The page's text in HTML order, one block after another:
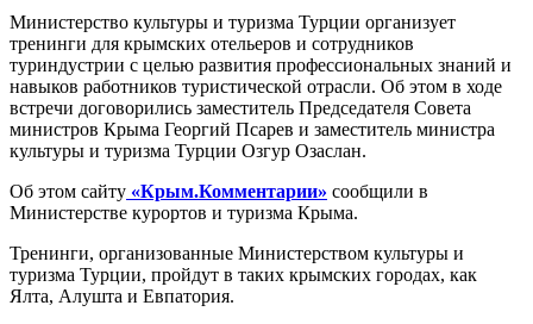
Министерство культуры и туризма Турции организует
тренинги для крымских отельеров и сотрудников
туриндустрии с целью развития профессиональных знаний и
навыков работников туристической отрасли. Об этом в ходе
встречи договорились заместитель Председателя Совета
министров Крыма Георгий Псарев и заместитель министра
культуры и туризма Турции Озгур Озаслан.
Об этом сайту «Крым.Комментарии» сообщили в
Министерстве курортов и туризма Крыма.
Тренинги, организованные Министерством культуры и
туризма Турции, пройдут в таких крымских городах, как
Ялта, Алушта и Евпатория.